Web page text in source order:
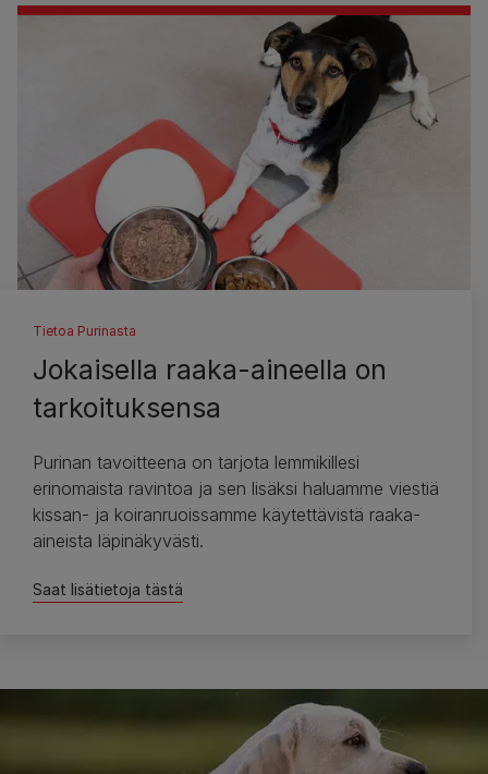
Tietoa Purinasta
Jokaisella raaka-aineella on
tarkoituksensa
Purinan tavoitteena on tarjota lemmikillesi
erinomaista ravintoa ja sen lisäksi haluamme viestiä
kissan- ja koiranruoissamme käytettävistä raaka-
aineista läpinäkyvästi.
Saat lisätietoja tästä